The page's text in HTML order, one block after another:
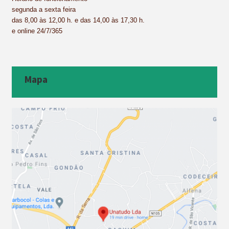
segunda a sexta feira
das 8,00 às 12,00 h. e das 14,00 às 17,30 h.
e online 24/7/365
Mapa